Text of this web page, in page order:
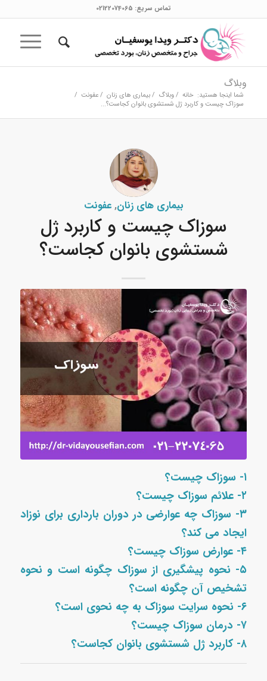
تماس سریع: 02122074065
وبلاگ
شما اینجا هستید: خانه / وبلاگ / بیماری های زنان / عفونت /
سوزاک چیست و کاربرد ژل شستشوی بانوان کجاست؟...
بیماری های زنان,عفونت
سوزاک چیست و کاربرد ژل
شستشوی بانوان کجاست؟
۱- سوزاک چیست؟
۲- علائم سوزاک چیست؟
۳- سوزاک چه عوارضی در دوران بارداری برای نوزاد
ایجاد می کند؟
۴- عوارض سوزاک چیست؟
۵- نحوه پیشگیری از سوزاک چگونه است و نحوه
تشخیص آن چگونه است؟
۶- نحوه سرایت سوزاک به چه نحوی است؟
۷- درمان سوزاک چیست؟
۸- کاربرد ژل شستشوی بانوان کجاست؟